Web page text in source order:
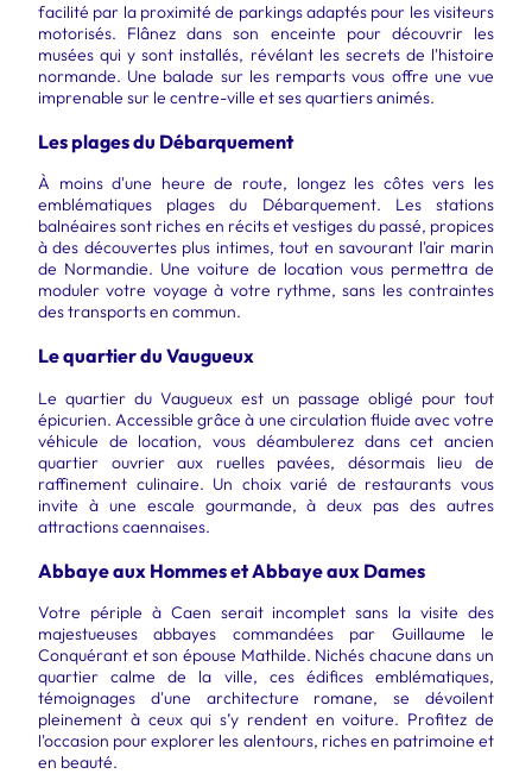
facilité par la proximité de parkings adaptés pour les visiteurs
motorisés. Flânez dans son enceinte pour découvrir les
musées qui y sont installés, révélant les secrets de l'histoire
normande. Une balade sur les remparts vous offre une vue
imprenable sur le centre-ville et ses quartiers animés.
Les plages du Débarquement
À moins d'une heure de route, longez les côtes vers les
emblématiques plages du Débarquement. Les stations
balnéaires sont riches en récits et vestiges du passé, propices
à des découvertes plus intimes, tout en savourant l'air marin
de Normandie. Une voiture de location vous permettra de
moduler votre voyage à votre rythme, sans les contraintes
des transports en commun.
Le quartier du Vaugueux
Le quartier du Vaugueux est un passage obligé pour tout
épicurien. Accessible grâce à une circulation fluide avec votre
véhicule de location, vous déambulerez dans cet ancien
quartier ouvrier aux ruelles pavées, désormais lieu de
raffinement culinaire. Un choix varié de restaurants vous
invite à une escale gourmande, à deux pas des autres
attractions caennaises.
Abbaye aux Hommes et Abbaye aux Dames
Votre périple à Caen serait incomplet sans la visite des
majestueuses abbayes commandées par Guillaume le
Conquérant et son épouse Mathilde. Nichés chacune dans un
quartier calme de la ville, ces édifices emblématiques,
témoignages d'une architecture romane, se dévoilent
pleinement à ceux qui s’y rendent en voiture. Profitez de
l'occasion pour explorer les alentours, riches en patrimoine et
en beauté.